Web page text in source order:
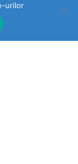
urilor